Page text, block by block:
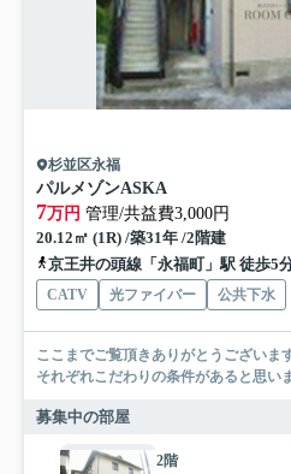
杉並区永福
パルメゾンASKA
7万円 管理/共益費3,000円
20.12㎡ (1R) /築31年 /2階建
京王井の頭線「永福町」駅 徒歩5
CATV 光ファイバー 公共下水
ここまでご覧頂きありがとうございます。 お部屋探しの際には、
それぞれこだわりの条件があると思い
募集中の部屋
2階